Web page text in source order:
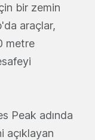
bir zemin
araçlar,
metre
Peak adında
açıklayan